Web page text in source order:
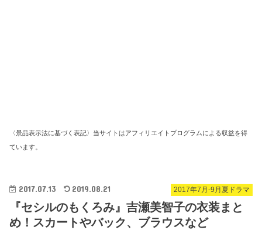
〈景品表示法に基づく表記〉当サイトはアフィリエイトプログラムによる収益を得
ています。
2017年7月-9月夏ドラマ
2017.07.13 2019.08.21
『セシルのもくろみ』吉瀬美智子の衣装まと
め！スカートやバック、ブラウスなど